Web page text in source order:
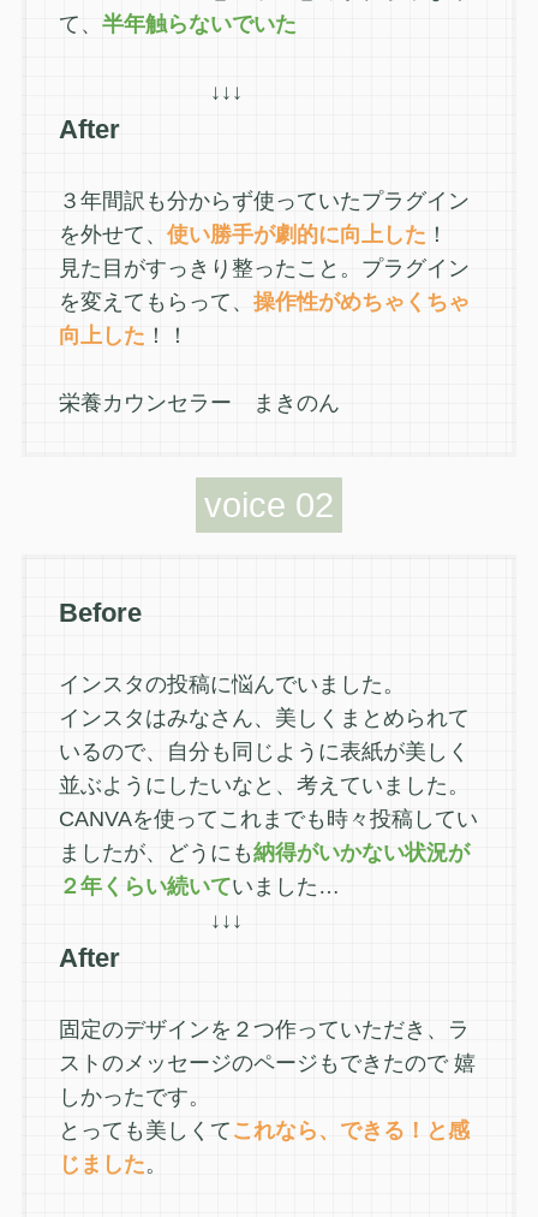
て、 半年触らないでいた
↓↓↓
After
３年間訳も分からず使っていたプラグイン
を外せて、 使い勝手が劇的に向上した ！
見た目がすっきり整ったこと。プラグイン
を変えてもらって、 操作性がめちゃくちゃ
向上した ！！
栄養カウンセラー まきのん
voice 02
Before
インスタの投稿に悩んでいました。
インスタはみなさん、美しくまとめられて
いるので、自分も同じように表紙が美しく
並ぶようにしたいなと、考えていました。
CANVAを使ってこれまでも時々投稿してい
ましたが、どうにも納得がいかない状況が
２年くらい続いていました…
↓↓↓
After
固定のデザインを２つ作っていただき、ラ
ストのメッセージのページもできたので 嬉
しかったです。
とっても美しくて これなら、できる！と感
じました。